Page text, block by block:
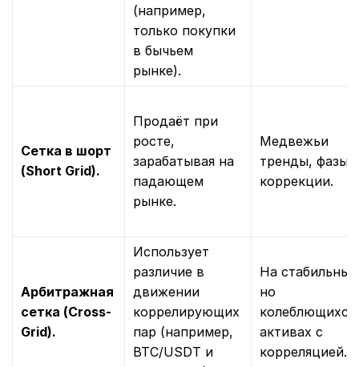
(например,
только покупки
в бычьем
рынке).
Сетка в шорт
(Short Grid).
Продаёт при
росте,
зарабатывая на
падающем
рынке.
Медвежьи
тренды, фазы
коррекции.
Арбитражная
сетка (Cross-
Grid).
Использует
различие в
движении
коррелирующих
пар (например,
BTC/USDT и
На
но
колеблющихся
активах с
корреляцией.